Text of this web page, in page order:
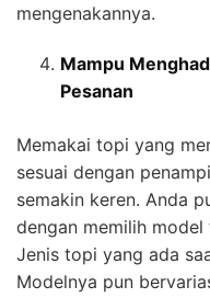
mengenakannya.
Mampu
Pesanan
Memakai topi yang
sesuai dengan
semakin keren. Anda
dengan memilih
Jenis topi yang ada
Modelnya pun